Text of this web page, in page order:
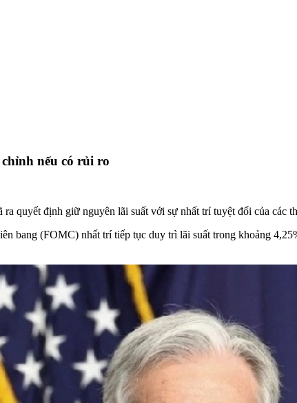
nếu có rủi ro
quyết định giữ nguyên lãi suất với sự nhất trí tuyệt đối của các
bang (FOMC) nhất trí tiếp tục duy trì lãi suất trong khoảng